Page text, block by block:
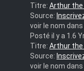
Titre: Arthur the
Source:
voir le nom
Posté il y a 1.6
Titre: Arthur the
Source:
voir le nom